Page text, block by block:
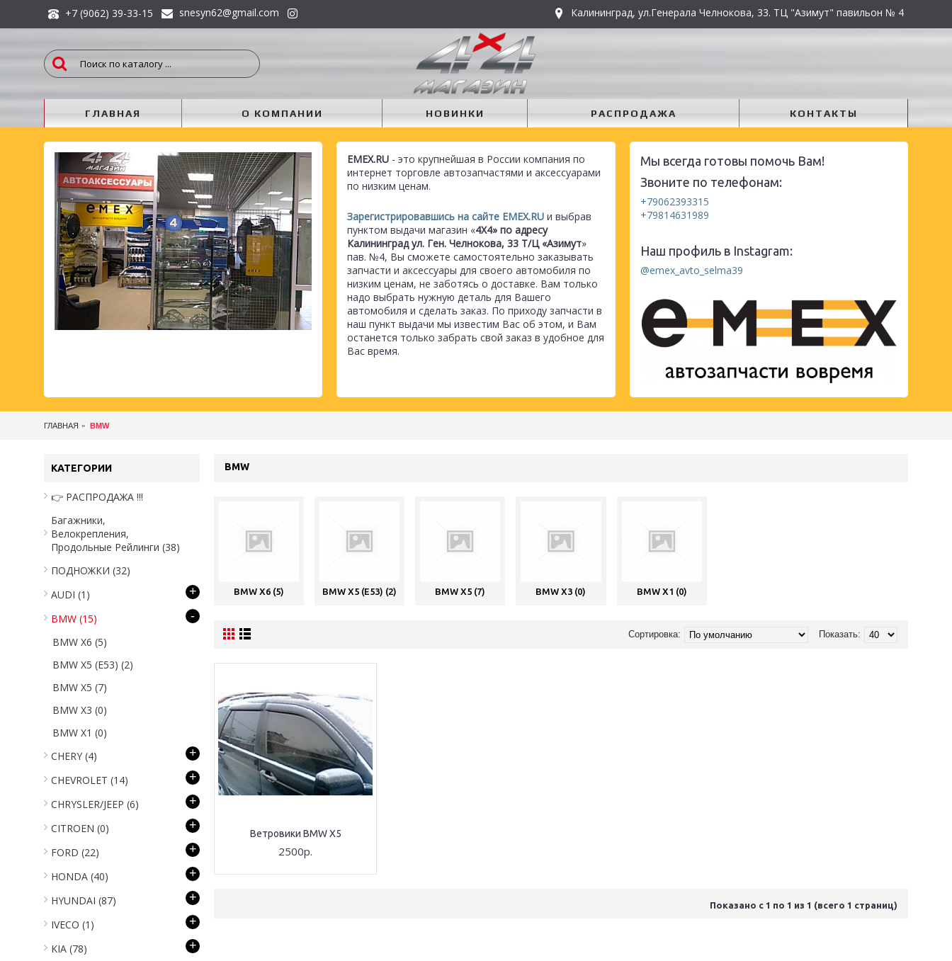
+7 (9062) 39-33-15 snesyn62@gmail.com Калининград, ул.Генерала Челнокова, 33. ТЦ "Азимут" павильон № 4
ГЛАВНАЯ О КОМПАНИИ НОВИНКИ РАСПРОДАЖА КОНТАКТЫ
EMEX.RU - это крупнейшая в России компания по
интернет торговле автозапчастями и аксессуарами
по низким ценам.
Зарегистрировавшись на сайте EMEX.RU и выбрав
пунктом выдачи магазин «4Х4» по адресу
Калининград ул. Ген. Челнокова, 33 Т/Ц «Азимут»
пав. №4, Вы сможете самостоятельно заказывать
запчасти и аксессуары для своего автомобиля по
низким ценам, не заботясь о доставке. Вам только
надо выбрать нужную деталь для Вашего
автомобиля и сделать заказ. По приходу запчасти в
наш пункт выдачи мы известим Вас об этом, и Вам
останется только забрать свой заказ в удобное для
Вас время.
Мы всегда готовы помочь Вам!
Звоните по телефонам:
+79062393315
+79814631989
Наш профиль в Instagram:
@emex_avto_selma39
ГЛАВНАЯ BMW
КАТЕГОРИИ
👉 РАСПРОДАЖА !!!
Багажники,
Велокрепления,
Продольные Рейлинги (38)
ПОДНОЖКИ (32)
AUDI (1) +
BMW (15) -
BMW X6 (5)
BMW X5 (E53) (2)
BMW X5 (7)
BMW X3 (0)
BMW X1 (0)
CHERY (4) +
CHEVROLET (14) +
CHRYSLER/JEEP (6) +
CITROEN (0) +
FORD (22) +
HONDA (40) +
HYUNDAI (87) +
IVECO (1) +
KIA (78) +
BMW
BMW X6 (5) BMW X5 (E53) (2) BMW X5 (7) BMW X3 (0) BMW X1 (0)
Показать:
Сортировка:
Ветровики BMW X5
2500р.
Показано с 1 по 1 из 1 (всего 1 страниц)